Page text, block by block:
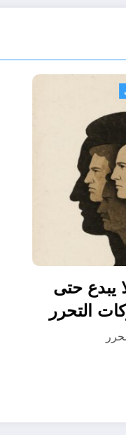
العقل النقلي لا
في تجارب حركات
الوطني
أغسطس 6, 2026